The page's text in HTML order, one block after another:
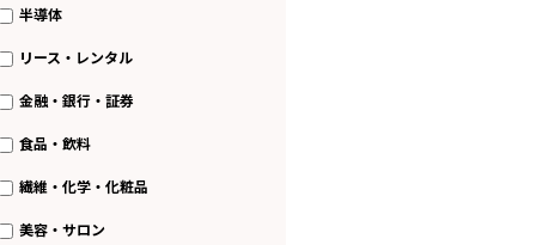
半導体
リース・レンタル
金融・銀行・証券
食品・飲料
繊維・化学・化粧品
美容・サロン